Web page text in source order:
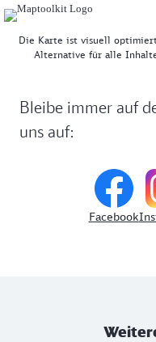
Die Karte ist visuell
Alternative für alle
Bleibe immer auf
uns auf:
Facebook